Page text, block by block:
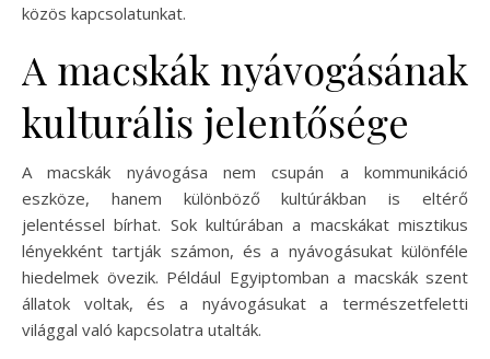
közös kapcsolatunkat.
A macskák nyávogásának
kulturális jelentősége
A macskák nyávogása nem csupán a kommunikáció
eszköze, hanem különböző kultúrákban is eltérő
jelentéssel bírhat. Sok kultúrában a macskákat misztikus
lényekként tartják számon, és a nyávogásukat különféle
hiedelmek övezik. Például Egyiptomban a macskák szent
állatok voltak, és a nyávogásukat a természetfeletti
világgal való kapcsolatra utalták.